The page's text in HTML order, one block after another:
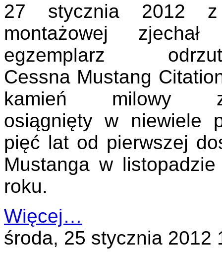
27 stycznia 2012
montażowej zjechał
egzemplarz
Cessna Mustang
kamień milowy
osiągnięty w niewiele
pięć lat od pierwszej
Mustanga w
roku.
Więcej…
środa, 25 stycznia 2012